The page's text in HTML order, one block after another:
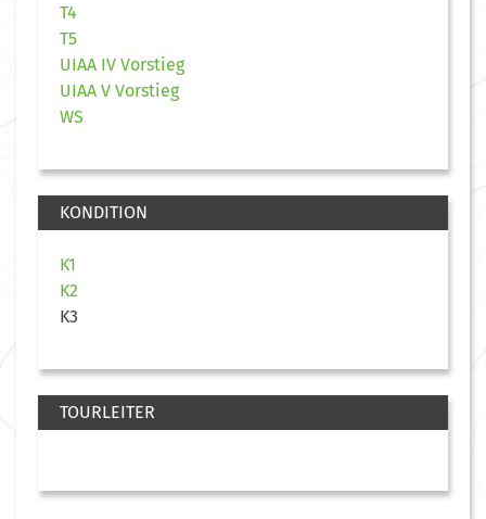
T4
T5
UIAA IV Vorstieg
UIAA V Vorstieg
WS
KONDITION
K1
K2
K3
TOURLEITER